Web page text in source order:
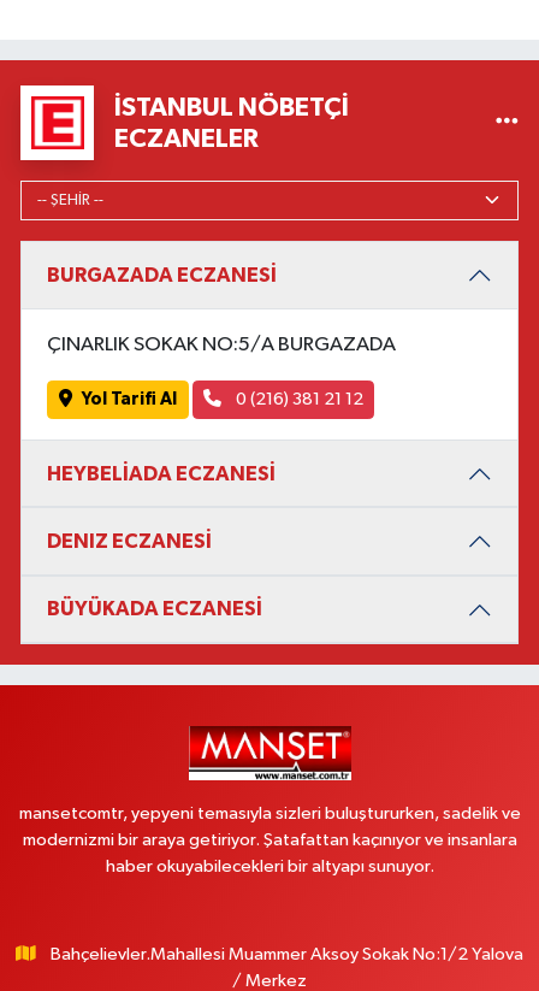
İSTANBUL NÖBETÇI
ECZANELER
BURGAZADA ECZANESİ
ÇINARLIK SOKAK NO:5/A BURGAZADA
Yol Tarifi Al 0 (216) 381 21 12
HEYBELİADA ECZANESİ
DENIZ ECZANESİ
BÜYÜKADA ECZANESİ
mansetcomtr, yepyeni temasıyla sizleri buluştururken, sadelik ve
modernizmi bir araya getiriyor. Şatafattan kaçınıyor ve insanlara
haber okuyabilecekleri bir altyapı sunuyor.
Bahçelievler.Mahallesi Muammer Aksoy Sokak No:1/2 Yalova
/ Merkez